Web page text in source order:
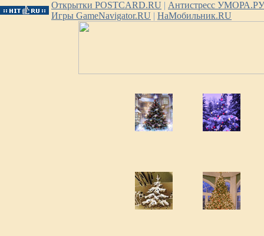
Открытки POSTCARD.RU | Антистресс УМОРА.РУ
Игры GameNavigator.RU | НаМобильник.RU